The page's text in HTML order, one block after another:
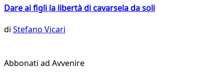
Dare ai figli la libertà di cavarsela da soli
di Stefano Vicari
Abbonati ad Avvenire